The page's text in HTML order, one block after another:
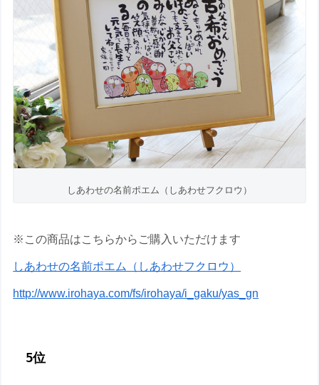
しあわせの名前ポエム（しあわせフクロウ）
※この商品はこちらからご購入いただけます
しあわせの名前ポエム（しあわせフクロウ）
http://www.irohaya.com/fs/irohaya/i_gaku/yas_gn
5位